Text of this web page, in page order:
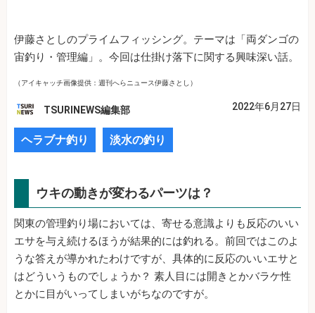
伊藤さとしのプライムフィッシング。テーマは「両ダンゴの
宙釣り・管理編」。今回は仕掛け落下に関する興味深い話。
（アイキャッチ画像提供：週刊へらニュース伊藤さとし）
TSURINEWS編集部 2022年6月27日
ヘラブナ釣り 淡水の釣り
ウキの動きが変わるパーツは？
関東の管理釣り場においては、寄せる意識よりも反応のいい
エサを与え続けるほうが結果的には釣れる。前回ではこのよ
うな答えが導かれたわけですが、具体的に反応のいいエサと
はどういうものでしょうか？ 素人目には開きとかバラケ性
とかに目がいってしまいがちなのですが。